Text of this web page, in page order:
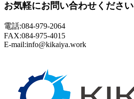
お気軽にお問い合わせください
電話:084-979-2064
FAX:084-975-4015
E-mail:info@kikaiya.work